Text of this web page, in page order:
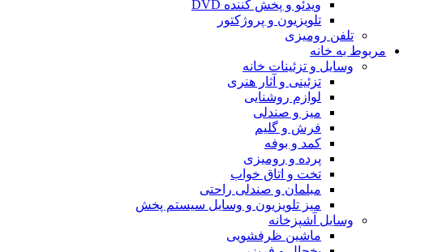
ویدئو و پخش کننده DVD
تلویزیون و پروژکتور
تلفن رومیزی
مربوط به خانه
وسایل و تزئینات خانه
تزئینی و آثار هنری
لوازم روشنایی
میز و صندلی
فرش و گلیم
کمد و بوفه
پرده و رومیزی
تخت و اتاق خواب
مبلمان و صندلی راحتی
میز تلویزیون و وسایل سیستم پخش
وسایل آشپزخانه
ماشین ظرفشویی